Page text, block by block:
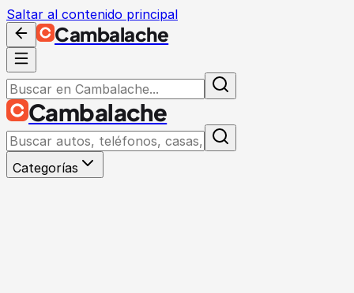
Saltar al contenido principal
Cambalache
Cambalache
Categorías